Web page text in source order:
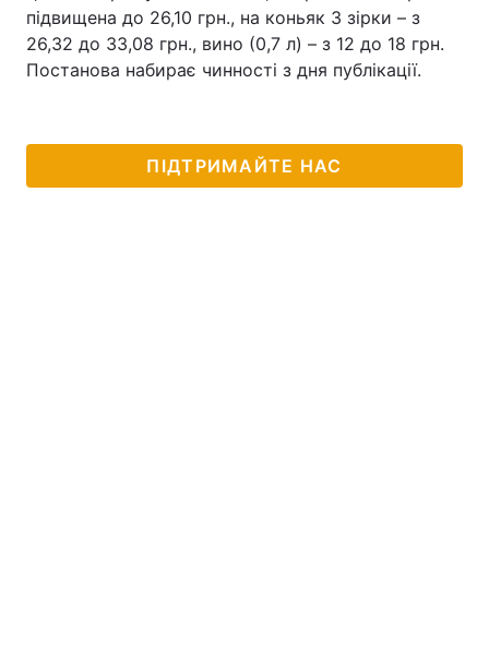
підвищена до 26,10 грн., на коньяк 3 зірки – з
26,32 до 33,08 грн., вино (0,7 л) – з 12 до 18 грн.
Постанова набирає чинності з дня публікації.
ПІДТРИМАЙТЕ НАС